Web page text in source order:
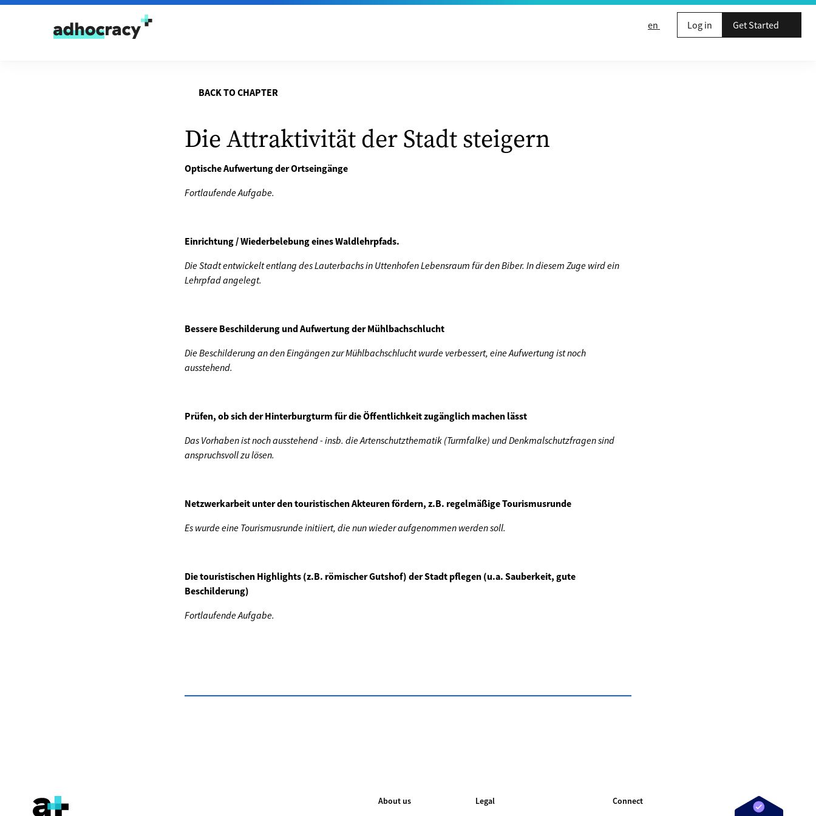
Skip to content
en
Log in Get Started
BACK TO CHAPTER
Die Attraktivität der Stadt steigern
Optische Aufwertung der Ortseingänge
Fortlaufende Aufgabe.
Einrichtung / Wiederbelebung eines Waldlehrpfads.
Die Stadt entwickelt entlang des Lauterbachs in Uttenhofen Lebensraum für den Biber. In diesem Zuge wird ein
Lehrpfad angelegt.
Bessere Beschilderung und Aufwertung der Mühlbachschlucht
Die Beschilderung an den Eingängen zur Mühlbachschlucht wurde verbessert, eine Aufwertung ist noch
ausstehend.
Prüfen, ob sich der Hinterburgturm für die Öffentlichkeit zugänglich machen lässt
Das Vorhaben ist noch ausstehend - insb. die Artenschutzthematik (Turmfalke) und Denkmalschutzfragen sind
anspruchsvoll zu lösen.
Netzwerkarbeit unter den touristischen Akteuren fördern, z.B. regelmäßige Tourismusrunde
Es wurde eine Tourismusrunde initiiert, die nun wieder aufgenommen werden soll.
Die touristischen Highlights (z.B. römischer Gutshof) der Stadt pflegen (u.a. Sauberkeit, gute
Beschilderung)
Fortlaufende Aufgabe.
About us
Legal
Connect